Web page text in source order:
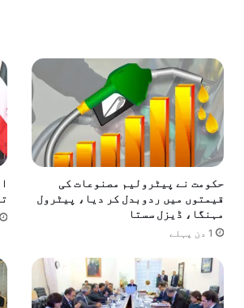
فلٹریشن پلانٹس کے منصوبے جلد
حکومت نے پیٹرولیم مصنوعات کی
قیمتوں میں ردوبدل کر دیا، پیٹرول
مہنگا، ڈیزل سستا
1 دن پہلے